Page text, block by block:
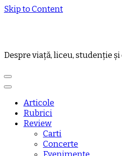
Skip to Content
Despre viață, liceu, studenție
Articole
Rubrici
Review
Carti
Concerte